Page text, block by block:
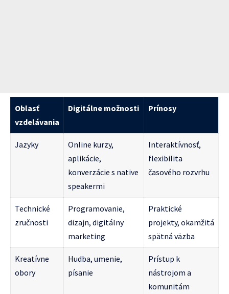
Oblasť
vzdelávania
Digitálne možnosti Prínosy
Jazyky
Online kurzy,
aplikácie,
konverzácie s native
speakermi
Interaktívnosť,
flexibilita
časového rozvrhu
Technické
zručnosti
Programovanie,
dizajn, digitálny
marketing
Praktické
projekty, okamžitá
spätná väzba
Kreatívne
obory
Hudba, umenie,
písanie
Prístup k
nástrojom a
komunitám